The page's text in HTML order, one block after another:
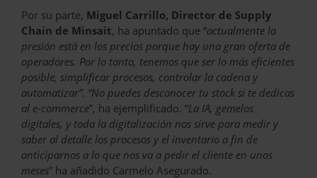
Por su parte, Miguel Carrillo, Director de Supply
Chain de Minsait, ha apuntado que “actualmente la
presión está en los precios porque hay una gran oferta de
operadores. Por lo tanto, tenemos que ser lo más eficientes
posible, simplificar procesos, controlar la cadena y
automatizar”. “No puedes desconocer tu stock si te dedicas
al e-commerce”, ha ejemplificado. “La IA, gemelos
digitales, y toda la digitalización nos sirve para medir y
saber al detalle los procesos y el inventario a fin de
anticiparnos a lo que nos va a pedir el cliente en unos
meses” ha añadido Carmelo Asegurado.